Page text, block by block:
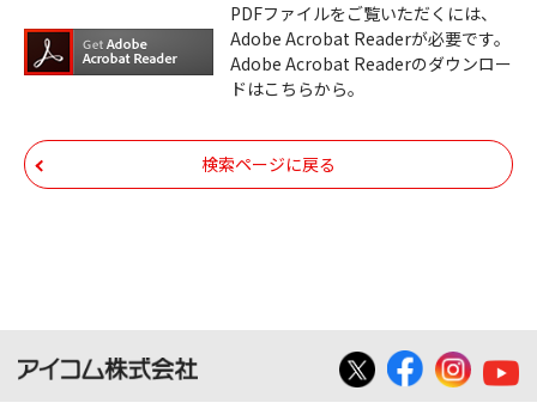
機器のコントロールコマンドの仕様書、およ
びその他すべてのダウンロードファイルにつ
いての著作権を含むすべての権利は、アイコ
帰属します。ダウンロードしたファイルは、
個人で使用される以外にはご使用できませ
せんのでご了承ください。
PDFファイルをご覧いただくには、
Adobe Acrobat Readerが必要です。
Adobe Acrobat Readerのダウンロー
ドはこちらから。
検索ページに戻る